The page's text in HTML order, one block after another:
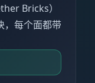
Bricks）
，每个面都带